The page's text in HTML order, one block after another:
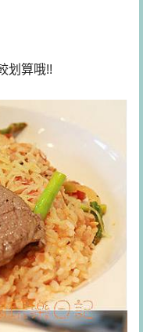
划算哦!!